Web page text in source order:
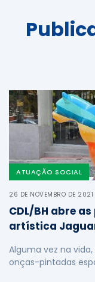
ATUAÇÃO SOCIAL
26 DE NOVEMBRO DE 2021
CDL/BH abre
artística Jaguar
Alguma vez na
onças-pintadas